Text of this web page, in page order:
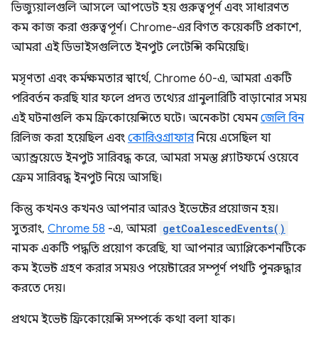
ভিজ্যুয়ালগুলি আসলে আপডেট হয় গুরুত্বপূর্ণ এবং সাধারণত
কম কাজ করা গুরুত্বপূর্ণ। Chrome-এর বিগত কয়েকটি প্রকাশে,
আমরা এই ডিভাইসগুলিতে ইনপুট লেটেন্সি কমিয়েছি।
মসৃণতা এবং কর্মক্ষমতার স্বার্থে, Chrome 60-এ, আমরা একটি
পরিবর্তন করছি যার ফলে প্রদত্ত তথ্যের গ্রানুলারিটি বাড়ানোর সময়
এই ঘটনাগুলি কম ফ্রিকোয়েন্সিতে ঘটে। অনেকটা যেমনজেলি বিন
রিলিজ করা হয়েছিল এবং কোরিওগ্রাফারনিয়ে এসেছিল যা
অ্যান্ড্রয়েডে ইনপুট সারিবদ্ধ করে, আমরা সমস্ত প্ল্যাটফর্মে ওয়েবে
ফ্রেম সারিবদ্ধ ইনপুট নিয়ে আসছি।
কিন্তু কখনও কখনও আপনার আরও ইভেন্টের প্রয়োজন হয়।
সুতরাং, Chrome 58 -এ, আমরা getCoalescedEvents()
নামক একটি পদ্ধতি প্রয়োগ করেছি, যা আপনার অ্যাপ্লিকেশনটিকে
কম ইভেন্ট গ্রহণ করার সময়ও পয়েন্টারের সম্পূর্ণ পথটি পুনরুদ্ধার
করতে দেয়।
প্রথমে ইভেন্ট ফ্রিকোয়েন্সি সম্পর্কে কথা বলা যাক।